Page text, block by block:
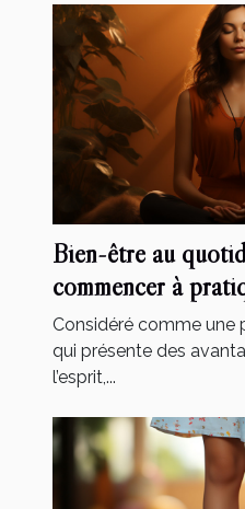
Bien-être au
commencer à
Considéré comme une
qui présente des
l’esprit,...